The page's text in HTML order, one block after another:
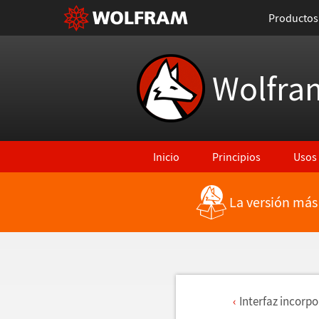
Productos
Inicio Principios Usos
La versión
Interfaz